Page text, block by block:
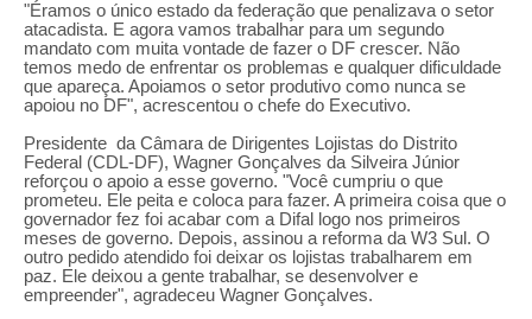
"Éramos o único estado da federação que penalizava o setor
atacadista. E agora vamos trabalhar para um segundo
mandato com muita vontade de fazer o DF crescer. Não
temos medo de enfrentar os problemas e qualquer dificuldade
que apareça. Apoiamos o setor produtivo como nunca se
apoiou no DF", acrescentou o chefe do Executivo.
Presidente da Câmara de Dirigentes Lojistas do Distrito
Federal (CDL-DF), Wagner Gonçalves da Silveira Júnior
reforçou o apoio a esse governo. "Você cumpriu o que
prometeu. Ele peita e coloca para fazer. A primeira coisa que o
governador fez foi acabar com a Difal logo nos primeiros
meses de governo. Depois, assinou a reforma da W3 Sul. O
outro pedido atendido foi deixar os lojistas trabalharem em
paz. Ele deixou a gente trabalhar, se desenvolver e
empreender", agradeceu Wagner Gonçalves.